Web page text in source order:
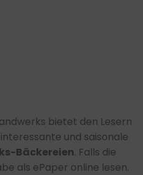
bietet den Lesern
und saisonale
Bäckereien. Falls die
als ePaper online lesen.